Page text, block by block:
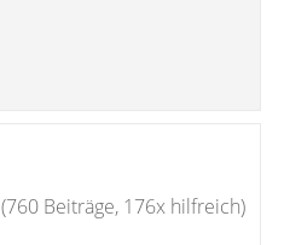
(760 Beiträge, 176x hilfreich)